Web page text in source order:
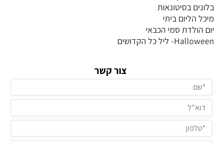
בלונים בסיטונאות
מיכל הליום ביתי
יום הולדת סמי הכבאי
Halloween- ליל כל הקדושים
צור קשר